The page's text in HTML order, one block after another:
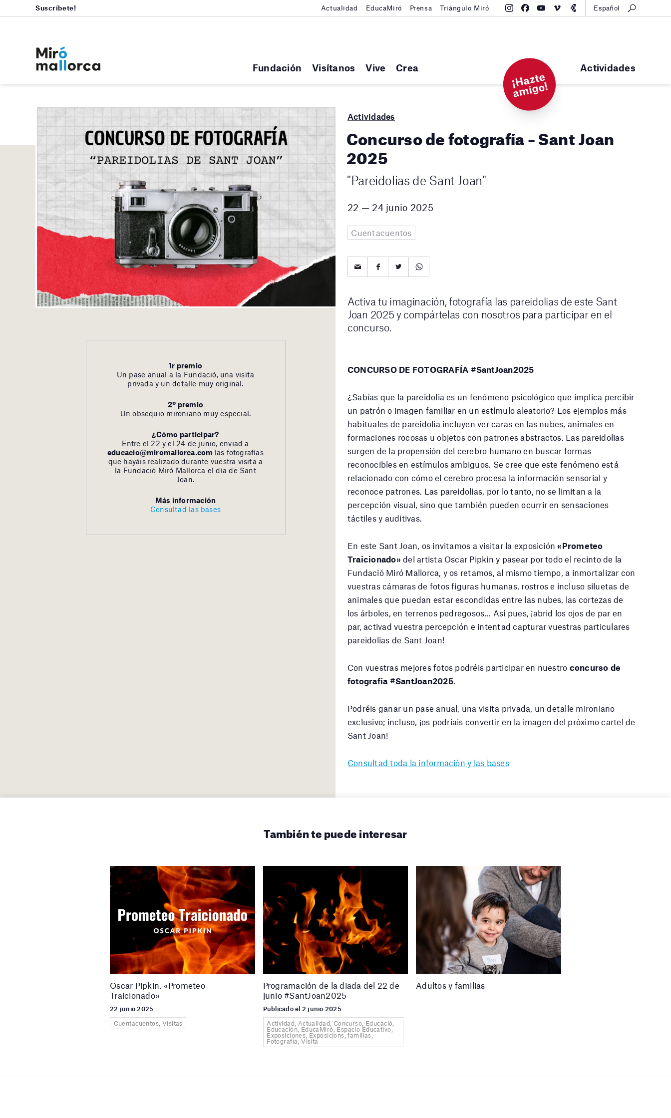
Fundación Visítanos Vive Crea Actividades
Suscríbete! Actualidad EducaMiró Prensa Triángulo Miró Español
¡
H
a
zt
e
a
mi
g
o!
1r premio
Un pase anual a la Fundació, una visita
privada y un detalle muy original.
2º premio
Un obsequio mironiano muy especial.
¿Cómo participar?
Entre el 22 y el 24 de junio, enviad a
educacio@miromallorca.com las fotografías
que hayáis realizado durante vuestra visita a
la Fundació Miró Mallorca el día de Sant
Joan.
Más información
Consultad las bases
Actividades
Concurso de fotografía – Sant Joan
2025
"Pareidolias de Sant Joan"
22 — 24 junio 2025
Cuentacuentos
Activa tu imaginación, fotografía las pareidolias de este Sant
Joan 2025 y compártelas con nosotros para participar en el
concurso.
CONCURSO DE FOTOGRAFÍA #SantJoan2025
¿Sabías que la pareidolia es un fenómeno psicológico que implica percibir
un patrón o imagen familiar en un estímulo aleatorio? Los ejemplos más
habituales de pareidolia incluyen ver caras en las nubes, animales en
formaciones rocosas u objetos con patrones abstractos. Las pareidolias
surgen de la propensión del cerebro humano en buscar formas
reconocibles en estímulos ambiguos. Se cree que este fenómeno está
relacionado con cómo el cerebro procesa la información sensorial y
reconoce patrones. Las pareidolias, por lo tanto, no se limitan a la
percepción visual, sino que también pueden ocurrir en sensaciones
táctiles y auditivas.
En este Sant Joan, os invitamos a visitar la exposición«Prometeo
Traicionado»del artista Oscar Pipkin y pasear por todo el recinto de la
Fundació Miró Mallorca, y os retamos, al mismo tiempo, a inmortalizar con
vuestras cámaras de fotos figuras humanas, rostros e incluso siluetas de
animales que puedan estar escondidas entre las nubes, las cortezas de
los árboles, en terrenos pedregosos… Así pues, ¡abrid los ojos de par en
par, activad vuestra percepción e intentad capturar vuestras particulares
pareidolias de Sant Joan!
Con vuestras mejores fotos podréis participar en nuestro concurso de
fotografía #SantJoan2025.
Podréis ganar un pase anual, una visita privada, un detalle mironiano
exclusivo; incluso, ¡os podríais convertir en la imagen del próximo cartel de
Sant Joan!
Consultad toda la información y las bases
También te puede interesar
Oscar Pipkin. «Prometeo
Traicionado»
22 junio 2025
Cuentacuentos, Visitas
Programación de la diada del 22 de
junio #SantJoan2025
Publicado el 2 junio 2025
Actividad, Actualidad, Concurso, Educació,
Educación, EducaMiró, Espacio Educativo,
Exposiciones, Exposicions, familias,
Fotografía, Visita
Adultos y familias